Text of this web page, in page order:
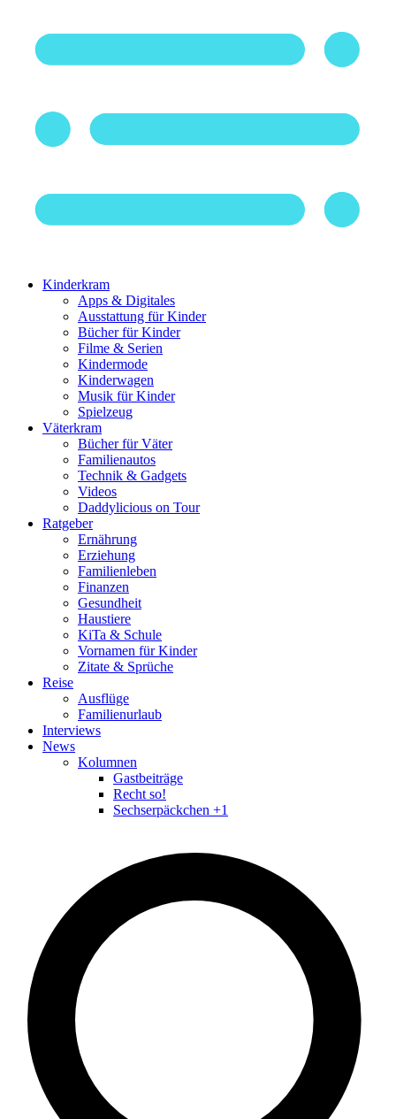
Kinderkram
Apps & Digitales
Ausstattung für Kinder
Bücher für Kinder
Filme & Serien
Kindermode
Kinderwagen
Musik für Kinder
Spielzeug
Väterkram
Bücher für Väter
Familienautos
Technik & Gadgets
Videos
Daddylicious on Tour
Ratgeber
Ernährung
Erziehung
Familienleben
Finanzen
Gesundheit
Haustiere
KiTa & Schule
Vornamen für Kinder
Zitate & Sprüche
Reise
Ausflüge
Familienurlaub
Interviews
News
Kolumnen
Gastbeiträge
Recht so!
Sechserpäckchen +1